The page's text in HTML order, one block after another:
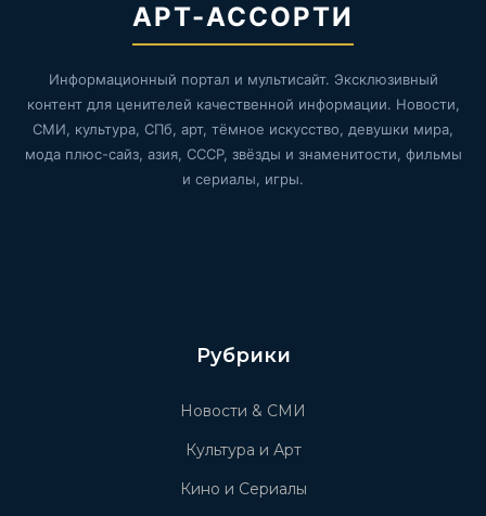
АРТ-АССОРТИ
Информационный портал и мультисайт. Эксклюзивный
контент для ценителей качественной информации. Новости,
СМИ, культура, СПб, арт, тёмное искусство, девушки мира,
мода плюс-сайз, азия, СССР, звёзды и знаменитости, фильмы
и сериалы, игры.
Рубрики
Новости & СМИ
Культура и Арт
Кино и Сериалы